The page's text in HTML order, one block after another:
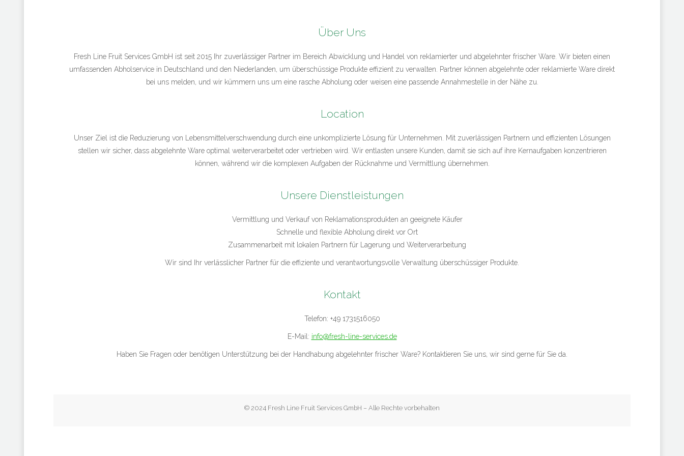
Über Uns
Fresh Line Fruit Services GmbH ist seit 2015 Ihr zuverlässiger Partner im Bereich Abwicklung und Handel von reklamierter und abgelehnter frischer Ware. Wir bieten einen
umfassenden Abholservice in Deutschland und den Niederlanden, um überschüssige Produkte effizient zu verwalten. Partner können abgelehnte oder reklamierte Ware direkt
bei uns melden, und wir kümmern uns um eine rasche Abholung oder weisen eine passende Annahmestelle in der Nähe zu.
Location
Unser Ziel ist die Reduzierung von Lebensmittelverschwendung durch eine unkomplizierte Lösung für Unternehmen. Mit zuverlässigen Partnern und effizienten Lösungen
stellen wir sicher, dass abgelehnte Ware optimal weiterverarbeitet oder vertrieben wird. Wir entlasten unsere Kunden, damit sie sich auf ihre Kernaufgaben konzentrieren
können, während wir die komplexen Aufgaben der Rücknahme und Vermittlung übernehmen.
Unsere Dienstleistungen
Vermittlung und Verkauf von Reklamationsprodukten an geeignete Käufer
Schnelle und flexible Abholung direkt vor Ort
Zusammenarbeit mit lokalen Partnern für Lagerung und Weiterverarbeitung
Wir sind Ihr verlässlicher Partner für die effiziente und verantwortungsvolle Verwaltung überschüssiger Produkte.
Kontakt
Telefon: +49 1731516050
E-Mail: info@fresh-line-services.de
Haben Sie Fragen oder benötigen Unterstützung bei der Handhabung abgelehnter frischer Ware? Kontaktieren Sie uns, wir sind gerne für Sie da.
© 2024 Fresh Line Fruit Services GmbH – Alle Rechte vorbehalten